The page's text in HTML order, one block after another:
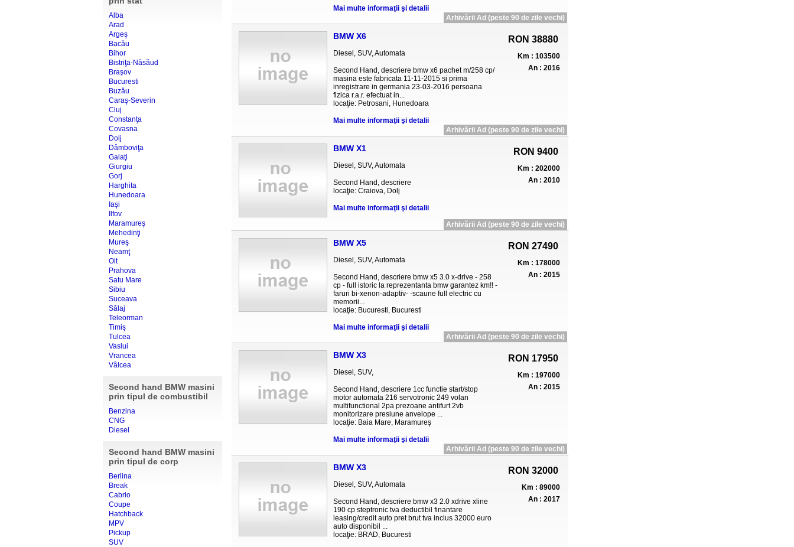
Alba
Arad
Argeş
Bacău
Bihor
Bistriţa-Năsăud
Braşov
Bucuresti
Buzău
Caraş-Severin
Cluj
Constanţa
Covasna
Dolj
Dâmboviţa
Galaţi
Giurgiu
Gorj
Harghita
Hunedoara
Iaşi
Ilfov
Maramureş
Mehedinţi
Mureş
Neamţ
Olt
Prahova
Satu Mare
Sibiu
Suceava
Sălaj
Teleorman
Timiş
Tulcea
Vaslui
Vrancea
Vâlcea
Second hand BMW masini
prin tipul de combustibil
Benzina
CNG
Diesel
Second hand BMW masini
prin tipul de corp
Berlina
Break
Cabrio
Coupe
Hatchback
MPV
Pickup
SUV
Mai multe informaţii şi detalii
Arhivării Ad (peste 90 de zile vechi)
BMW X6
Diesel, SUV, Automata
Second Hand, descriere bmw x6 pachet m/258 cp/
masina este fabricata 11-11-2015 si prima
inregistrare in germania 23-03-2016 persoana
fizica r.a.r. efectuat in...
locaţie: Petrosani, Hunedoara
Mai multe informaţii şi detalii
RON 38880
Km : 103500
An : 2016
Arhivării Ad (peste 90 de zile vechi)
BMW X1
Diesel, SUV, Automata
Second Hand, descriere
locaţie: Craiova, Dolj
Mai multe informaţii şi detalii
RON 9400
Km : 202000
An : 2010
Arhivării Ad (peste 90 de zile vechi)
BMW X5
Diesel, SUV, Automata
Second Hand, descriere bmw x5 3.0 x-drive - 258
cp - full istoric la reprezentanta bmw garantez km!! -
faruri bi-xenon-adaptiv- -scaune full electric cu
memorii...
locaţie: Bucuresti, Bucuresti
Mai multe informaţii şi detalii
RON 27490
Km : 178000
An : 2015
Arhivării Ad (peste 90 de zile vechi)
BMW X3
Diesel, SUV,
Second Hand, descriere 1cc functie start/stop
motor automata 216 servotronic 249 volan
multifunctional 2pa prezoane antifurt 2vb
monitorizare presiune anvelope ...
locaţie: Baia Mare, Maramureş
Mai multe informaţii şi detalii
RON 17950
Km : 197000
An : 2015
Arhivării Ad (peste 90 de zile vechi)
BMW X3
Diesel, SUV, Automata
Second Hand, descriere bmw x3 2.0 xdrive xline
190 cp steptronic tva deductibil finantare
leasing/credit auto pret brut tva inclus 32000 euro
auto disponibil ...
locaţie: BRAD, Bucuresti
RON 32000
Km : 89000
An : 2017